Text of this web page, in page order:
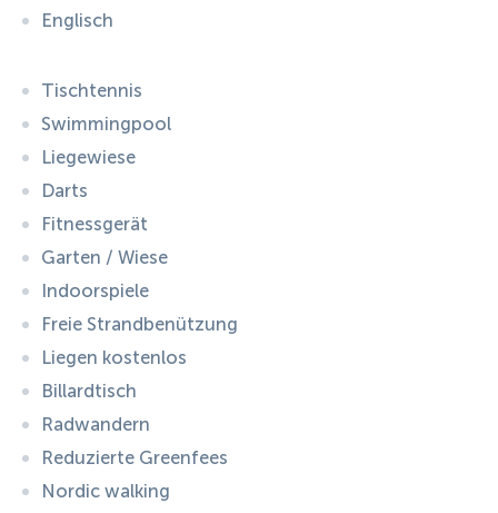
Englisch
Tischtennis
Swimmingpool
Liegewiese
Darts
Fitnessgerät
Garten / Wiese
Indoorspiele
Freie Strandbenützung
Liegen kostenlos
Billardtisch
Radwandern
Reduzierte Greenfees
Nordic walking